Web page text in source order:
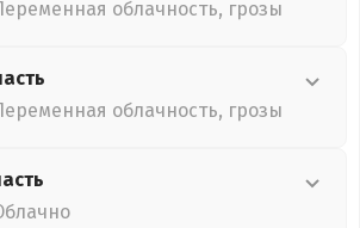
облачность, грозы
облачность, грозы